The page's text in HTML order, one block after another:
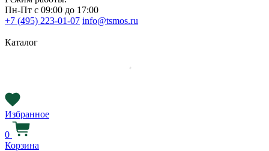
Пн-Пт с 09:00 до 17:00
+7 (495) 223-01-07 info@tsmos.ru
Каталог
Избранное
0
Корзина